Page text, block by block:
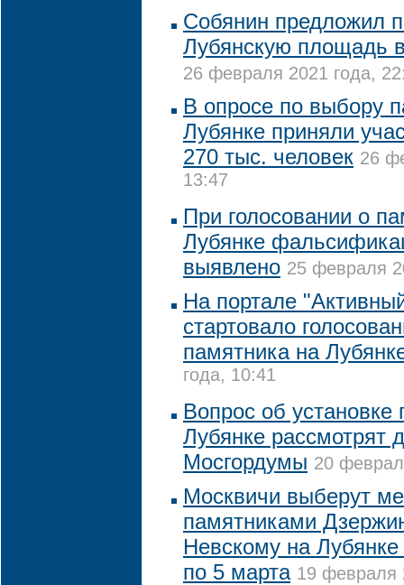
Собянин предложил
Лубянскую площадь
26 февраля 2021 года,
В опросе по выбору
Лубянке приняли
270 тыс. человек 26
13:47
При голосовании о
Лубянке
выявлено 25 февраля
На портале
стартовало
памятника на
года, 10:41
Вопрос об установке
Лубянке рассмотрят
Мосгордумы 20
Москвичи выберут
памятниками
Невскому на
по 5 марта 19 февраля